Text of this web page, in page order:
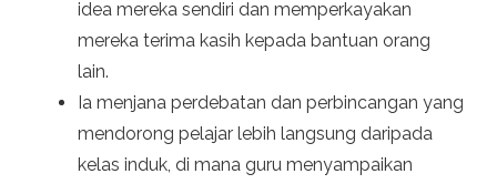
idea mereka sendiri dan memperkayakan
mereka terima kasih kepada bantuan orang
lain.
Ia menjana perdebatan dan perbincangan yang
mendorong pelajar lebih langsung daripada
kelas induk, di mana guru menyampaikan